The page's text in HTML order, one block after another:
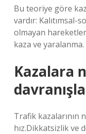
Bu teoriye göre
vardır: Kalıtımsal-
olmayan
kaza ve yaralanma.
Kazalara
Trafik kazalarının
hız.Dikkatsizlik ve